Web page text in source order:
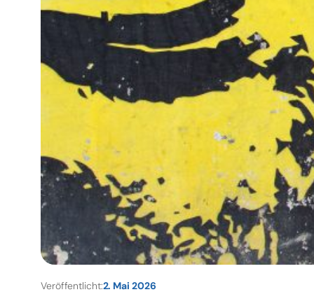
Veröffentlicht:2. Mai 2026